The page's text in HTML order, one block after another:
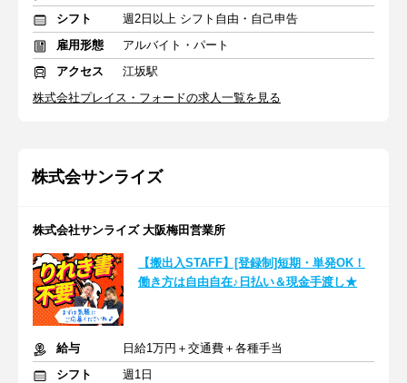
シフト
週2日以上 シフト自由・自己申告
雇用形態
アルバイト・パート
アクセス
江坂駅
株式会社プレイス・フォードの求人一覧を見る
株式会サンライズ
株式会社サンライズ 大阪梅田営業所
【搬出入STAFF】[登録制]短期・単発OK！
働き方は自由自在♪日払い＆現金手渡し★
給与
日給1万円＋交通費＋各種手当
シフト
週1日